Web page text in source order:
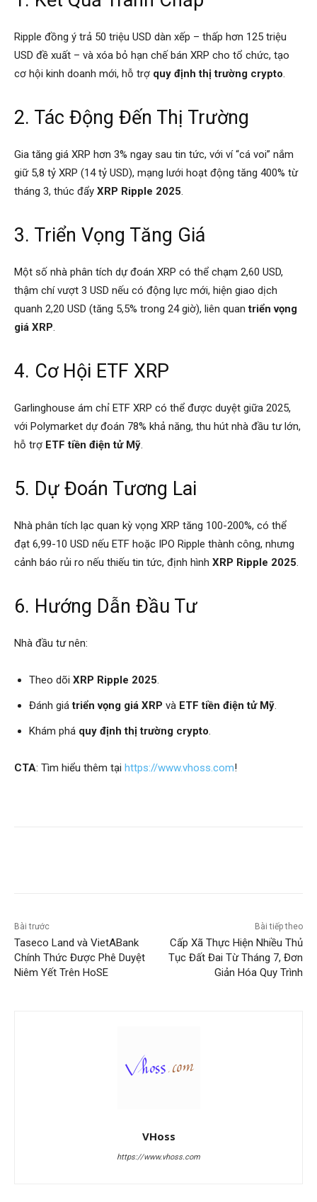
Ripple đồng ý trả 50 triệu USD dàn xếp – thấp hơn 125 triệu
USD đề xuất – và xóa bỏ hạn chế bán XRP cho tổ chức, tạo
cơ hội kinh doanh mới, hỗ trợ quy định thị trường crypto.
2. Tác Động Đến Thị Trường
Gia tăng giá XRP hơn 3% ngay sau tin tức, với ví “cá voi” nắm
giữ 5,8 tỷ XRP (14 tỷ USD), mạng lưới hoạt động tăng 400% từ
tháng 3, thúc đẩy XRP Ripple 2025.
3. Triển Vọng Tăng Giá
Một số nhà phân tích dự đoán XRP có thể chạm 2,60 USD,
thậm chí vượt 3 USD nếu có động lực mới, hiện giao dịch
quanh 2,20 USD (tăng 5,5% trong 24 giờ), liên quantriển vọng
giá XRP.
4. Cơ Hội ETF XRP
Garlinghouse ám chỉ ETF XRP có thể được duyệt giữa 2025,
với Polymarket dự đoán 78% khả năng, thu hút nhà đầu tư lớn,
hỗ trợ ETF tiền điện tử Mỹ.
5. Dự Đoán Tương Lai
Nhà phân tích lạc quan kỳ vọng XRP tăng 100-200%, có thể
đạt 6,99-10 USD nếu ETF hoặc IPO Ripple thành công, nhưng
cảnh báo rủi ro nếu thiếu tin tức, định hình XRP Ripple 2025.
6. Hướng Dẫn Đầu Tư
Nhà đầu tư nên:
Theo dõi XRP Ripple 2025.
Đánh giátriển vọng giá XRP và ETF tiền điện tử Mỹ.
Khám phá quy định thị trường crypto.
CTA: Tìm hiểu thêm tại https://www.vhoss.com!
Bài trước
Taseco Land và VietABank
Chính Thức Được Phê Duyệt
Niêm Yết Trên HoSE
Bài tiếp theo
Cấp Xã Thực Hiện Nhiều Thủ
Tục Đất Đai Từ Tháng 7, Đơn
Giản Hóa Quy Trình
VHoss
https://www.vhoss.com